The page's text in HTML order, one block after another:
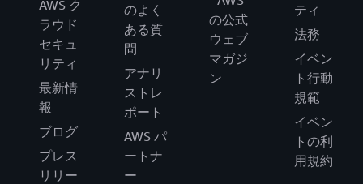
AWS ク
ラウド
セキュ
リティ
最新情
報
ブログ
プレス
リリー
のよく
ある質
問
アナリ
ストレ
ポート
AWS パ
ートナ
ー
の公式
ウェブ
マガジ
ン
ティ
法務
イベン
ト行動
規範
イベン
トの利
用規約